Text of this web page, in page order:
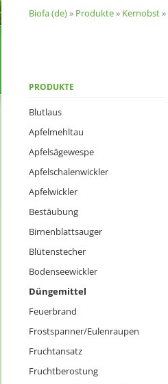
Biofa (de)» Produkte» Kernobst»
Navigation
PRODUKTE
Blutlaus
Apfelmehltau
Apfelsägewespe
Apfelschalenwickler
Apfelwickler
Bestäubung
Birnenblattsauger
Blütenstecher
Bodenseewickler
Düngemittel
Feuerbrand
Frostspanner/Eulenraupen
Fruchtansatz
Fruchtberostung